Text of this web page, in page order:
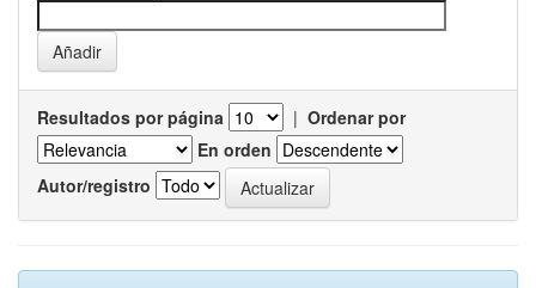
Resultados por página | Ordenar por
En orden
Autor/registro